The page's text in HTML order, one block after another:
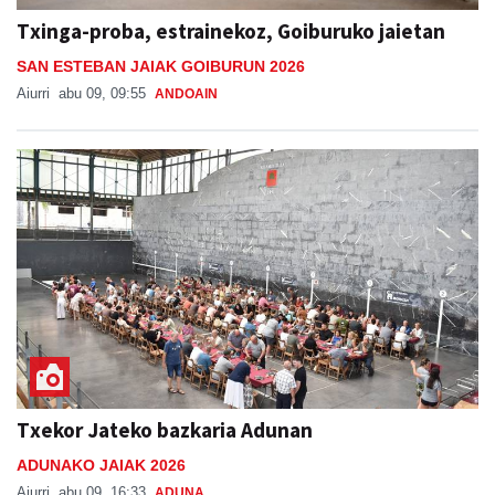
Txinga-proba, estrainekoz, Goiburuko jaietan
SAN ESTEBAN JAIAK GOIBURUN 2026
Aiurri abu 09, 09:55 ANDOAIN
Txekor Jateko bazkaria Adunan
ADUNAKO JAIAK 2026